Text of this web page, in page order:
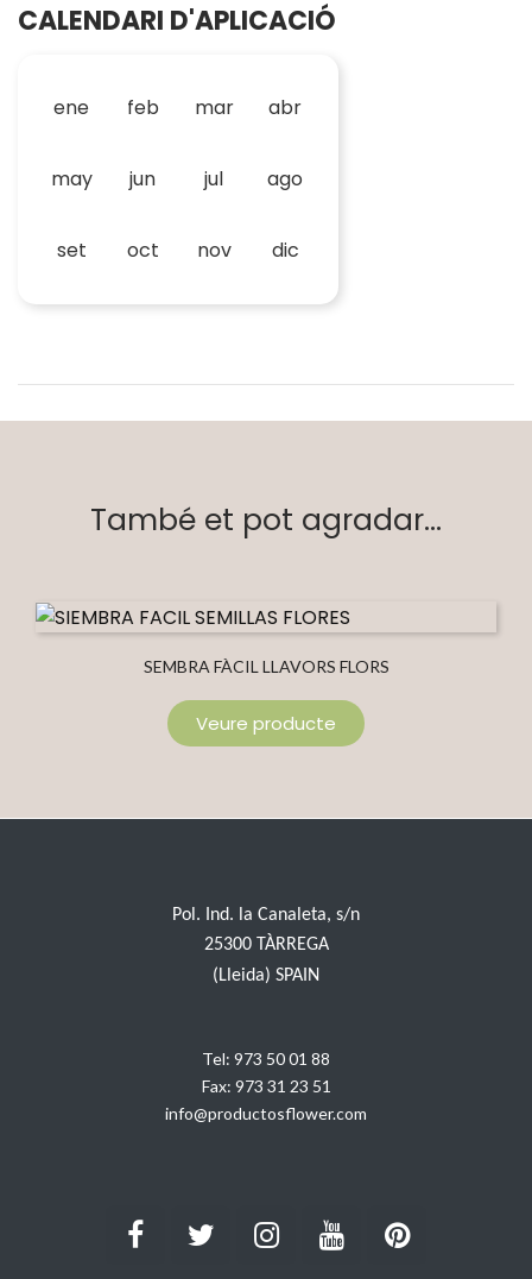
CALENDARI D'APLICACIÓ
ene feb mar abr
may jun jul ago
set oct nov dic
També et pot agradar...
SEMBRA FÀCIL LLAVORS FLORS
Veure producte
Pol. Ind. la Canaleta, s/n
25300 TÀRREGA
(Lleida) SPAIN
Tel: 973 50 01 88
Fax: 973 31 23 51
info@productosflower.com